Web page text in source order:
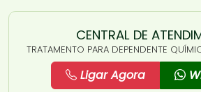
CENTRAL DE
TRATAMENTO PARA DEPENDENTE
Ligar Agora